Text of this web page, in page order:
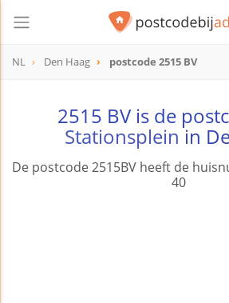
NL Den Haag postcode 2515 BV
2515 BV is de
Stationspleinin
De postcode 2515BV heeft de
40